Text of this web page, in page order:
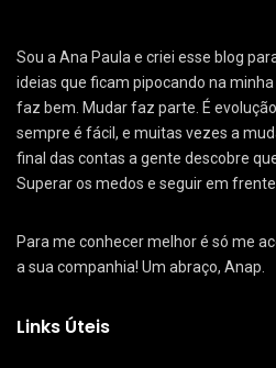
Sou a Ana Paula e criei esse blog
ideias que ficam pipocando na
faz bem. Mudar faz parte. É
sempre é fácil, e muitas vezes a
final das contas a gente descobre
Superar os medos e seguir em
Para me conhecer melhor é só me
a sua companhia! Um abraço, Anap.
Links Úteis